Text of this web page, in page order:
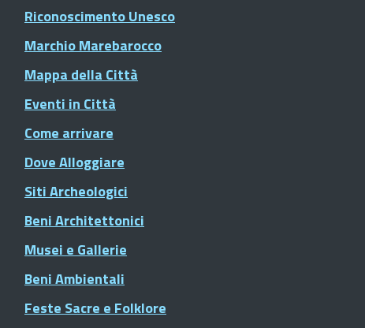
Riconoscimento Unesco
Marchio Marebarocco
Mappa della Città
Eventi in Città
Come arrivare
Dove Alloggiare
Siti Archeologici
Beni Architettonici
Musei e Gallerie
Beni Ambientali
Feste Sacre e Folklore